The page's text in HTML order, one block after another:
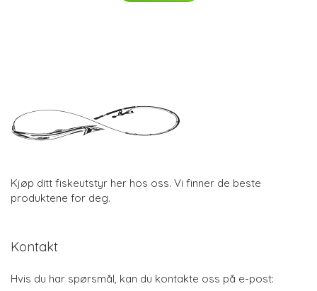
Kjøp ditt fiskeutstyr her hos oss. Vi finner de beste
produktene for deg.
Kontakt
Hvis du har spørsmål, kan du kontakte oss på e-post: